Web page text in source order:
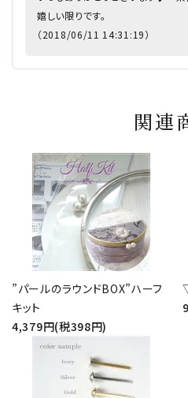
嬉しい限りです。
（2018/06/11 14:31:19）
関連
”パールのラウンドBOX”ハーフ
キット
4,379円(税398円)